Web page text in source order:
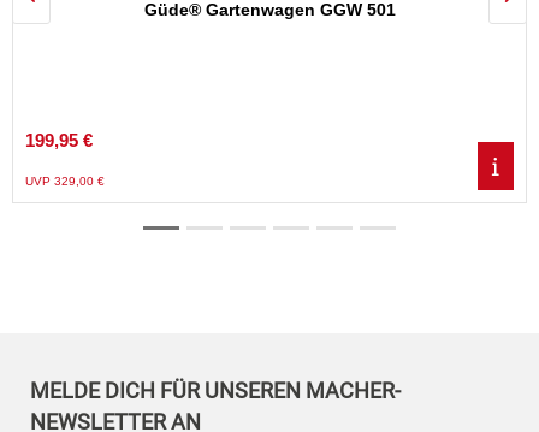
Güde® Gartenwagen GGW 501
UVP 329,00 €
199,95 €
Vorheriges Element
MELDE DICH FÜR UNSEREN MACHER-
NEWSLETTER AN